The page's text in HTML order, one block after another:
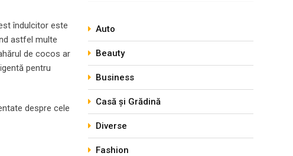
îndulcitor este
astfel multe
de cocos ar
pentru
despre cele
Auto
Beauty
Business
Casă și Grădină
Diverse
Fashion